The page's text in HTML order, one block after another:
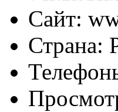
Сайт:
Страна: